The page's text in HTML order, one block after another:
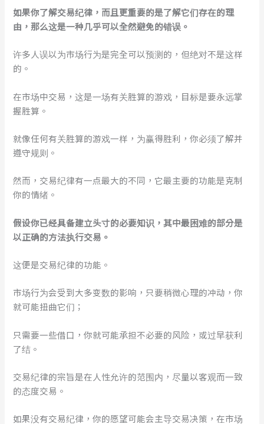
如果你了解交易纪律，而且更重要的是了解它们存在的理
由，那么这是一种几乎可以全然避免的错误。
许多人误以为市场行为是完全可以预测的，但绝对不是这样
的。
在市场中交易，这是一场有关胜算的游戏，目标是要永远掌
握胜算。
就像任何有关胜算的游戏一样，为赢得胜利，你必须了解并
遵守规则。
然而，交易纪律有一点最大的不同，它最主要的功能是克制
你的情绪。
假设你已经具备建立头寸的必要知识，其中最困难的部分是
以正确的方法执行交易。
这便是交易纪律的功能。
市场行为会受到大多变数的影响，只要稍微心理的冲动，你
就可能扭曲它们；
只需要一些借口，你就可能承担不必要的风险，或过早获利
了结。
交易纪律的宗旨是在人性允许的范围内，尽量以客观而一致
的态度交易。
如果没有交易纪律，你的愿望可能会主导交易决策，在市场